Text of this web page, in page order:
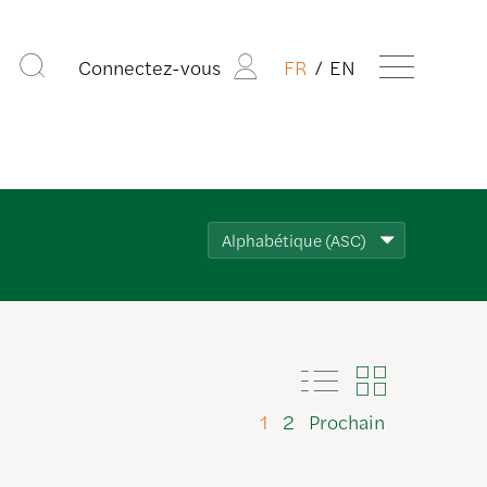
Connectez-vous FR EN
Alphabétique (ASC)
1 2 Prochain